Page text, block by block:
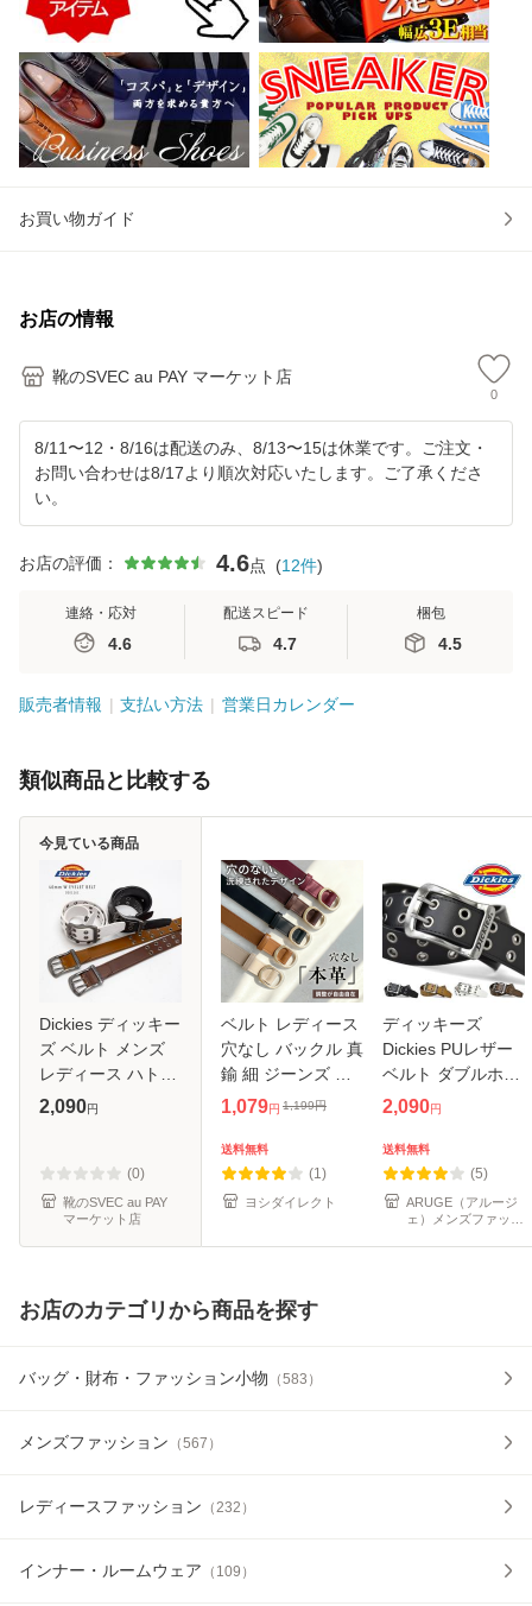
お買い物ガイド
お店の情報
靴のSVEC au PAY マーケット店
0
8/11〜12・8/16は配送のみ、8/13〜15は休業です。ご注文・
お問い合わせは8/17より順次対応いたします。ご了承くださ
い。
お店の評価： 4.6点 (12件)
連絡・応対
4.6
配送スピード
4.7
梱包
4.5
販売者情報 支払い方法 営業日カレンダー
類似商品と比較する
Dickies ディッキー
ズ ベルト メンズ
レディース ハトメ
ベルト ダブルピン
穴 多い いっぱい
幅広 フ
2,090円
(0)
靴のSVEC au PAY
マーケット店
今見ている商品
ベルト レディース
穴なし バックル 真
鍮 細 ジーンズ 調
整可能本革 おしゃ
105cm 細身 細め
革 かわいい 細い
黒 細
1,079円 1,199円
送料無料
(1)
ヨシダイレクト
ディッキーズ
Dickies PUレザー
ベルト ダブルホー
ル ハトメ ダブルピ
無料】【メンズ】
【レディース】 夏
新作
2,090円
送料無料
(5)
ARUGE（アルージ
ェ）メンズファッシ
お店のカテゴリから商品を探す
バッグ・財布・ファッション小物 （583 ）
メンズファッション （567 ）
レディースファッション （ 232 ）
インナー・ルームウェア （ 109 ）